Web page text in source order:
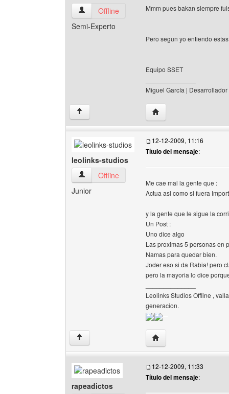
solamente-sencillo Ver perfil del usuario
Offline
Semi-Experto
Mmm pues bakan siempre
Pero segun yo entiendo
Equipo SSET
Miguel García |
↑ Visitar sitio web del
leolinks-studios
leolinks-studios Ver perfil del usuario
Offline
Junior
12-12-2009, 11:16
Título del mensaje:
Me cae mal la gente que :
Actua asi como si fuera
y la gente que le sigue la
Un Post :
Uno dice algo
Las proximas 5 personas en
Namas para quedar bien.
Joder eso si da Rabia! pero
pero la mayoria lo dice
Leolinks Studios Offline ,
generacion.
↑ Visitar sitio web del
rapeadictos
12-12-2009, 11:33
Título del mensaje: